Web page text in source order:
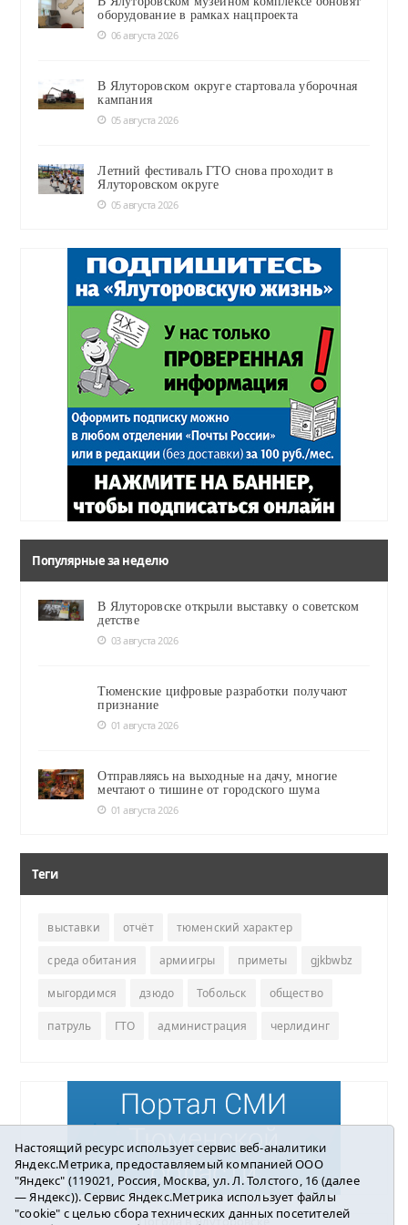
оборудование в рамках нацпроекта
06 августа 2026
В Ялуторовском округе стартовала уборочная
кампания
05 августа 2026
Летний фестиваль ГТО снова проходит в
Ялуторовском округе
05 августа 2026
Популярные за неделю
В Ялуторовске открыли выставку о советском
детстве
03 августа 2026
Тюменские цифровые разработки получают
признание
01 августа 2026
Отправляясь на выходные на дачу, многие
мечтают о тишине от городского шума
01 августа 2026
Теги
выставки отчёт тюменский характер
среда обитания армиигры приметы gjkbwbz
мыгордимся дзюдо Тобольск общество
патруль ГТО администрация черлидинг
Погода в Ялуторовске
Настоящий ресурс использует сервис веб-аналитики
Яндекс.Метрика, предоставляемый компанией ООО
"Яндекс" (119021, Россия, Москва, ул. Л. Толстого, 16 (далее
— Яндекс)). Сервис Яндекс.Метрика использует файлы
"cookie" с целью сбора технических данных посетителей